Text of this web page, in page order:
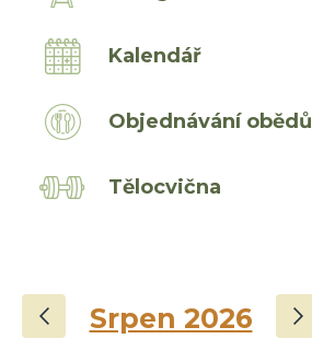
Kalendář
Objednávání obědů
Tělocvična
Srpen 2026